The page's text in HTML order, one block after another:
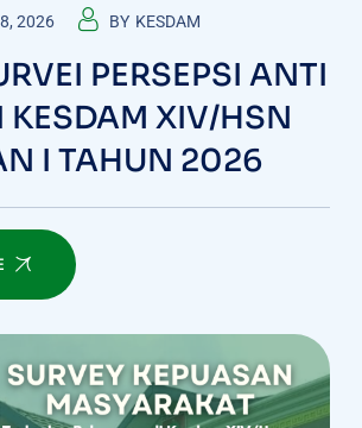
2026 BY KESDAM
PERSEPSI ANTI
KESDAM XIV/HSN
I TAHUN 2026